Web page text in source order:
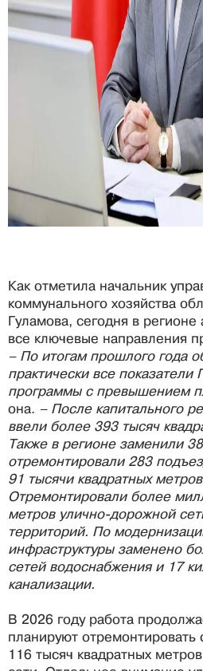
Как отметила начальник
коммунального хозяйства
Гуламова, сегодня в
все ключевые направления
– По итогам прошлого года
практически все показатели
программы с превышением
она. – После капитального
ввели более 393 тысяч
Также в регионе заменили
отремонтировали 283
91 тысячи квадратных
Отремонтировали более
метров улично-дорожной
территорий. По
инфраструктуры заменено
сетей водоснабжения и 17
канализации.
В 2026 году работа
планируют
116 тысяч квадратных